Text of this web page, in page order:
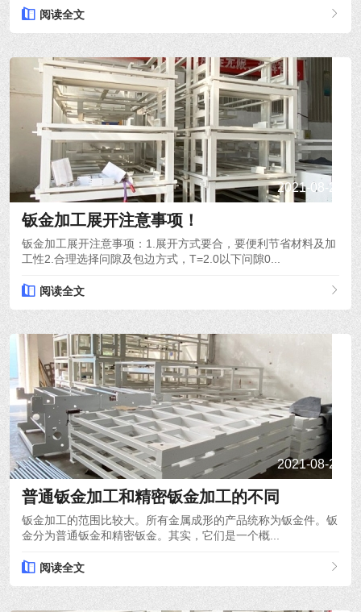
阅读全文
2021-08-26
钣金加工展开注意事项！
钣金加工展开注意事项：1.展开方式要合，要便利节省材料及加
工性2.合理选择问隙及包边方式，T=2.0以下问隙0...
阅读全文
2021-08-24
普通钣金加工和精密钣金加工的不同
钣金加工的范围比较大。所有金属成形的产品统称为钣金件。钣
金分为普通钣金和精密钣金。其实，它们是一个概...
阅读全文